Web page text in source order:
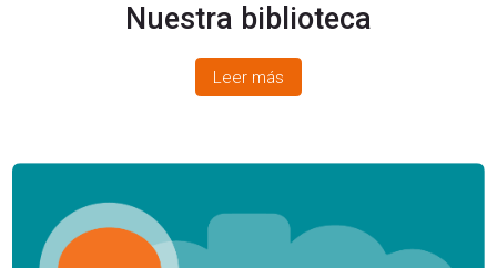
Nuestra biblioteca
Leer más